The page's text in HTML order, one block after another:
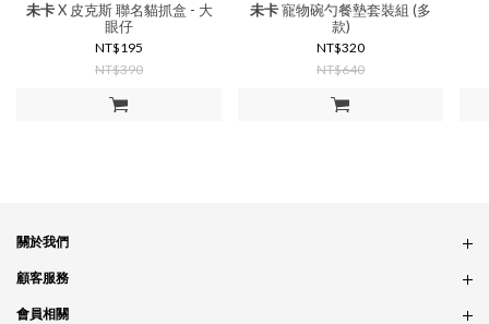
加入購物車
未卡X 皮克斯 聯名貓抓盒 - 大
眼仔
NT$195
NT$390
加入購物車
未卡寵物碗勺餐墊套裝組 (多
款)
NT$320
NT$640
關於我們
品牌故事
銷售據點
顧客服務
訂單問題
會員相關